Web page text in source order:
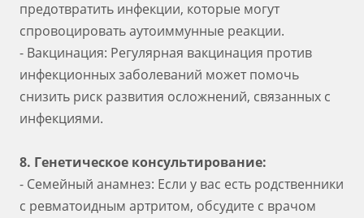
предотвратить инфекции, которые могут
спровоцировать аутоиммунные реакции.
- Вакцинация: Регулярная вакцинация против
инфекционных заболеваний может помочь
снизить риск развития осложнений, связанных с
инфекциями.
8. Генетическое консультирование:
- Семейный анамнез: Если у вас есть родственники
с ревматоидным артритом, обсудите с врачом